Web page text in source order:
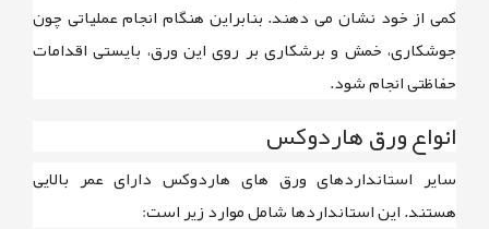
کمی از خود نشان می دهند. بنابراین هنگام انجام عملیاتی چون
جوشکاری، خمش و برشکاری بر روی این ورق، بایستی اقدامات
حفاظتی انجام شود.
انواع ورق هاردوکس
سایر استانداردهای ورق های هاردوکس دارای عمر بالایی
هستند. این استانداردها شامل موارد زیر است: